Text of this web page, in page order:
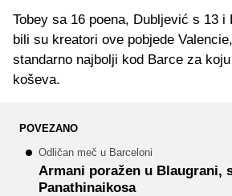
Tobey sa 16 poena, Dubljević s 13 i
bili su kreatori ove pobjede
standarno najbolji kod Barce za
koševa.
POVEZANO
Odličan meč u Barceloni
Armani poražen u Blaugrani,
Panathinaikosa